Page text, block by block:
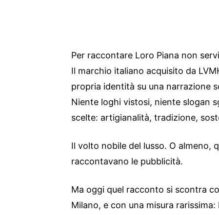
Per raccontare Loro Piana non
Il marchio italiano acquisito da
propria identità su una narrazione
Niente loghi vistosi, niente slogan
scelte: artigianalità, tradizione,
Il volto nobile del lusso. O almeno,
raccontavano le pubblicità.
Ma oggi quel racconto si scontra
Milano, e con una misura rarissima: